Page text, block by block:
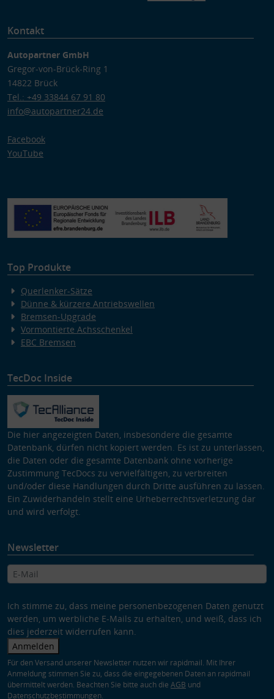
Kontakt
Autopartner GmbH
Gregor-von-Brück-Ring 1
14822 Brück
Tel.: +49 33844 67 91 80
info@autopartner24.de
Facebook
YouTube
Top Produkte
Querlenker-Sätze
Dünne & kürzere Antriebswellen
Bremsen-Upgrade
Vormontierte Achsschenkel
EBC Bremsen
TecDoc Inside
Die hier angezeigten Daten, insbesondere die gesamte
Datenbank, dürfen nicht kopiert werden. Es ist zu unterlassen,
die Daten oder die gesamte Datenbank ohne vorherige
Zustimmung TecDocs zu vervielfältigen, zu verbreiten
und/oder diese Handlungen durch Dritte ausführen zu lassen.
Ein Zuwiderhandeln stellt eine Urheberrechtsverletzung dar
und wird verfolgt.
Newsletter
Ich stimme zu, dass meine personenbezogenen Daten genutzt
werden, um werbliche E-Mails zu erhalten, und weiß, dass ich
dies jederzeit widerrufen kann.
Anmelden
Für den Versand unserer Newsletter nutzen wir rapidmail. Mit Ihrer
Anmeldung stimmen Sie zu, dass die eingegebenen Daten an rapidmail
übermittelt werden. Beachten Sie bitte auch die AGB und
Datenschutzbestimmungen.